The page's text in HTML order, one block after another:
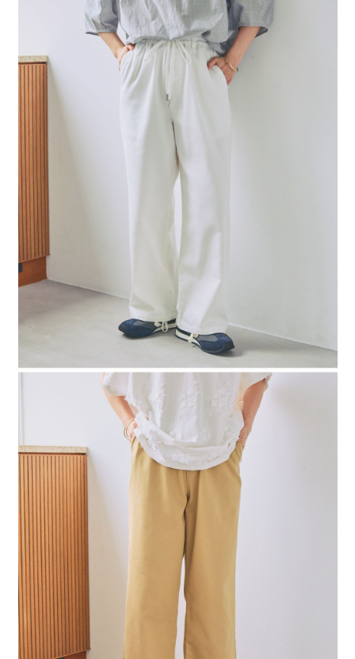
1.分期款項不併入電信帳單，「大哥付你分期」於每月結算日後寄送繳費提
2.透過簡訊連結打開帳單後，可選擇「超商條碼／台灣大直營門市／銀行轉
帳／街口支付／iPASS MONEY」等通路繳費。
1.本服務係由「台灣大哥大股份有限公司」（以下簡稱本公司）所提供，讓
用戶於交易時，得透過本服務購買商品或服務，並由商店將買賣／分期付款
買賣價金債權讓與本公司後，依約使用本公司帳單繳交帳款。
2.基於同意付款使用「大哥付你分期」之契約關係目的，商店將以您的個人
資料（包含姓名、電話或地址）提供予台灣大哥大進項蒐集、處理及利用，
由本公司與您本人進行分期帳單所需資料之確認、核對及更正。
3.完整用戶服務條款，請詳閱以下連結：
【「AFTEE先享後付」結帳流程】
１．於結帳方式選擇「AFTEE先享後付」後，將跳轉至「AFTEE先享後付」
結帳頁面，進行簡訊認證並確認金額後，即可完成結帳。
２．訂單成立數日內，您將收到繳費通知簡訊。
３．收到繳費通知簡訊後14天內，點擊此簡訊中的連結，可透過四大超商／
ATM／網路銀行／等多元方式進行付款，方視為交易完成。
※ 請注意：結帳手續完成當下不需立刻繳費，但若您需要取消訂單，請聯絡
※ 交易是否成功請以「AFTEE先享後付 」之結帳頁面顯示為準，若有關於
是否繳費成功／繳費後需取消欲退款等相關疑問，請聯繫「AFTEE先享後付
https://netprotections.freshdesk.com/support/home
易，需依本服務之必要範圍內提供個人資料，並將交易相關給付款項請求債
２．關於個人資料處理事宜，請瀏覽以下網址：
３．未成年的使用者請事先徵得法定代理人或監護人之同意方可使用
「AFTEE先享後付」，若未經同意申辦者引起之損失，本公司不負相關責
４．使用「AFTEE先享後付」時，將依據個別帳號之用戶狀況，依本公司即
時審查核予不同之上限額度；若仍有額度不足之情形，本公司將視審查結果
５．嚴禁一人註冊多個帳號或使用他人資訊註冊。若發現惡意使用之情形，
恩沛科技股份有限公司將有權停止該用戶之使用額度並採取法律行動。
付款後 全家取貨
每筆NT$80，滿NT$1,500(含以上)免運費
7-11 取貨付款
每筆NT$80，滿NT$1,500(含以上)免運費
每筆NT$80，滿NT$1,500(含以上)免運費
每筆NT$80，滿NT$1,500(含以上)免運費